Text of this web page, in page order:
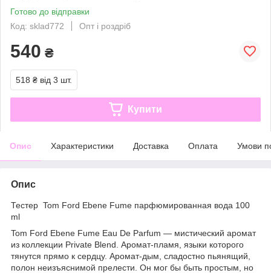
Готово до відправки
Код: sklad772
Опт і роздріб
540 ₴
518 ₴ від 3 шт.
Купити
Опис Характеристики Доставка Оплата Умови
Опис
Тестер Tom Ford Ebene Fume парфюмированная вода 100
ml
Tom Ford Ebene Fume Eau De Parfum — мистический аромат
из коллекции Private Blend. Аромат-пламя, языки которого
тянутся прямо к сердцу. Аромат-дым, сладостно пьянящий,
полон неизъяснимой прелести. Он мог бы быть простым, но